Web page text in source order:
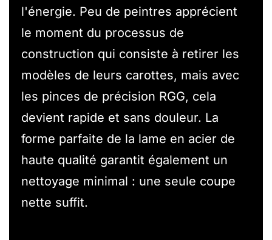
l'énergie. Peu de peintres apprécient
le moment du processus de
construction qui consiste à retirer les
modèles de leurs carottes, mais avec
les pinces de précision RGG, cela
devient rapide et sans douleur. La
forme parfaite de la lame en acier de
haute qualité garantit également un
nettoyage minimal : une seule coupe
nette suffit.